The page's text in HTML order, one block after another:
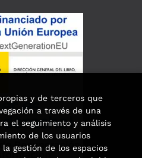
y de terceros que
a través de una
el seguimiento y análisis
de los usuarios
gestión de los espacios